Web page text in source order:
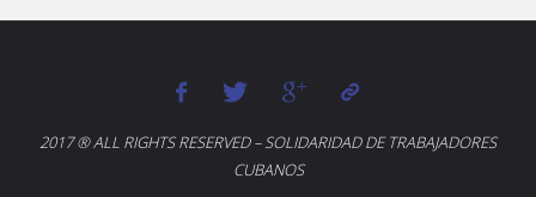
2017 ® ALL RIGHTS RESERVED – SOLIDARIDAD DE TRABAJADORES
CUBANOS